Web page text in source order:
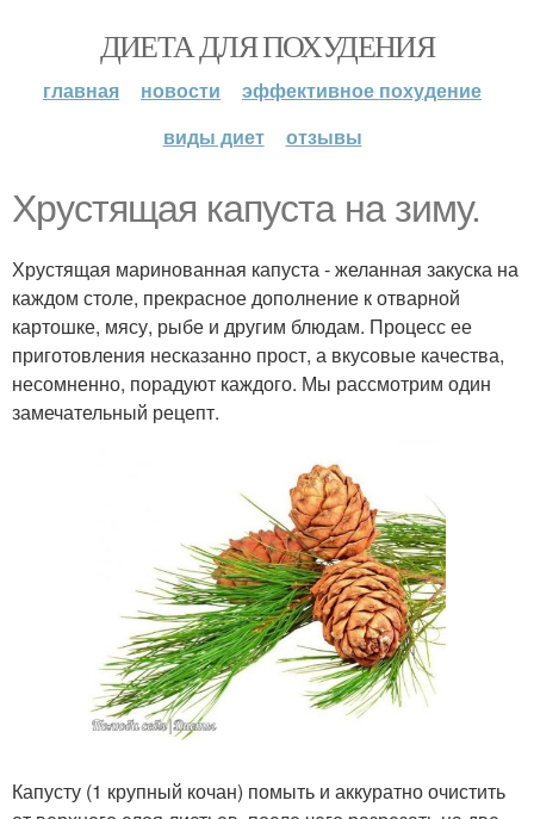
ДИЕТА ДЛЯ ПОХУДЕНИЯ
главная новости
эффективное похудение
виды диет
отзывы
Хрустящая капуста на зиму.
Хрустящая маринованная капуста - желанная закуска на
каждом столе, прекрасное дополнение к отварной
картошке, мясу, рыбе и другим блюдам. Процесс ее
приготовления несказанно прост, а вкусовые качества,
несомненно, порадуют каждого. Мы рассмотрим один
замечательный рецепт.
Капусту (1 крупный кочан) помыть и аккуратно очистить